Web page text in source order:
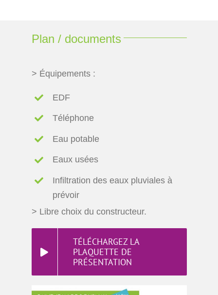
Plan / documents
> Équipements :
EDF
Téléphone
Eau potable
Eaux usées
Infiltration des eaux pluviales à
prévoir
> Libre choix du constructeur.
TÉLÉCHARGEZ LA
PLAQUETTE DE
PRÉSENTATION